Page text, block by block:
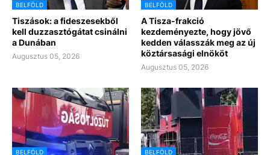
BELFÖLD
Tiszások: a fideszesekből
kell duzzasztógátat csinálni
a Dunában
Augusztus 05, 2026
BELFÖLD
A Tisza-frakció
kezdeményezte, hogy jövő
kedden válasszák meg az új
köztársasági elnököt
Augusztus 05, 2026
BELFÖLD BELFÖLD